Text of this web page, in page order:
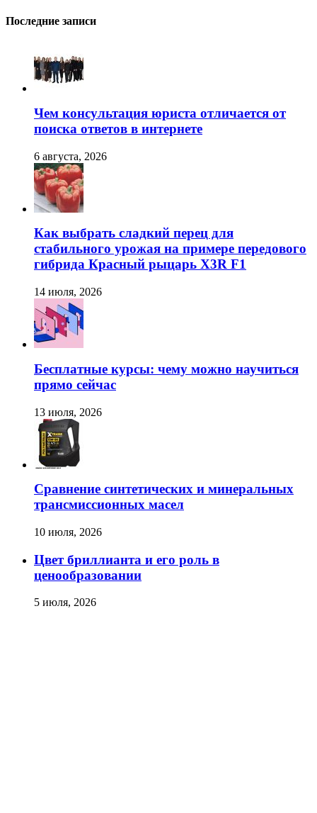
Последние записи
Чем консультация юриста отличается от
поиска ответов в интернете
6 августа, 2026
Как выбрать сладкий перец для
стабильного урожая на примере передового
гибрида Красный рыцарь X3R F1
14 июля, 2026
Бесплатные курсы: чему можно научиться
прямо сейчас
13 июля, 2026
Сравнение синтетических и минеральных
трансмиссионных масел
10 июля, 2026
Цвет бриллианта и его роль в
ценообразовании
5 июля, 2026